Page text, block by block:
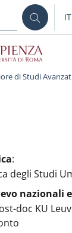
IT
di Studi
:
degli Studi
nazionali
doc KU